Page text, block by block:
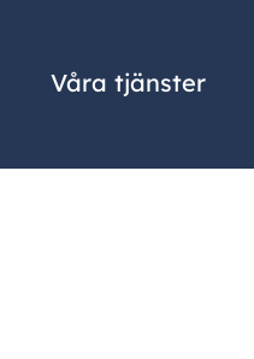
Våra tjänster